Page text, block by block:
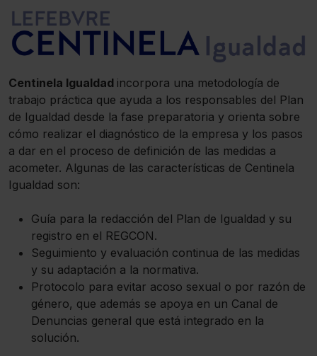
Centinela Igualdad incorpora una metodología de
trabajo práctica que ayuda a los responsables del Plan
de Igualdad desde la fase preparatoria y orienta sobre
cómo realizar el diagnóstico de la empresa y los pasos
a dar en el proceso de definición de las medidas a
acometer. Algunas de las características de Centinela
Igualdad son:
Guía para la redacción del Plan de Igualdad y su
registro en el REGCON.
Seguimiento y evaluación continua de las medidas
y su adaptación a la normativa.
Protocolo para evitar acoso sexual o por razón de
género, que además se apoya en un Canal de
Denuncias general que está integrado en la
solución.